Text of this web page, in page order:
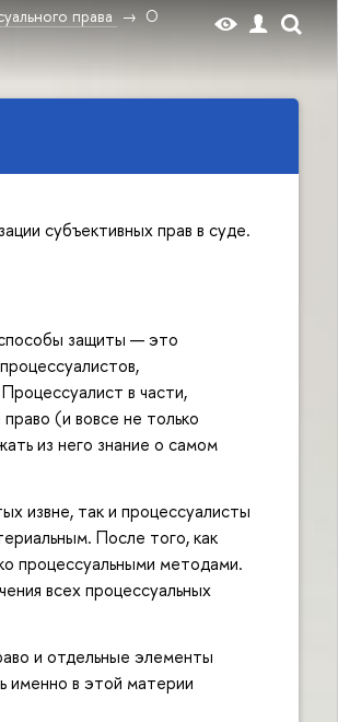
права
О
субъективных прав в суде.
защиты — это
в части,
(и вовсе не только
из него знание о самом
извне, так и процессуалисты
После того, как
процессуальными методами.
всех процессуальных
и отдельные элементы
именно в этой материи